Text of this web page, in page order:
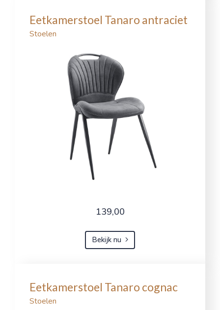
Eetkamerstoel Tanaro antraciet
Stoelen
139,00
Bekijk nu
Eetkamerstoel Tanaro cognac
Stoelen